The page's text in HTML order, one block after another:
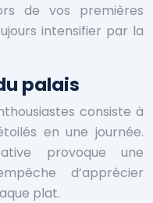
de vos premières
intensifier par la
palais
consiste à
en une journée.
provoque une
d’apprécier
plat.